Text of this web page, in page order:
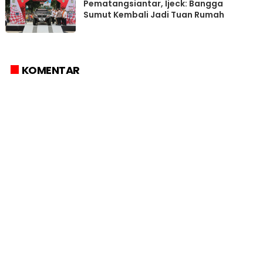
Pematangsiantar, Ijeck: Bangga
Sumut Kembali Jadi Tuan Rumah
KOMENTAR